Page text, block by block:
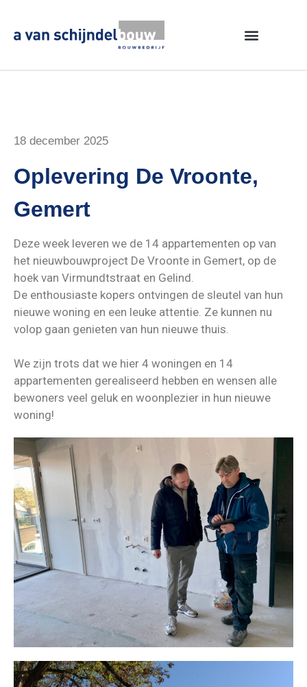
18 december 2025
Oplevering De Vroonte,
Gemert
Deze week leveren we de 14 appartementen op van
het nieuwbouwproject De Vroonte in Gemert, op de
hoek van Virmundtstraat en Gelind.
De enthousiaste kopers ontvingen de sleutel van hun
nieuwe woning en een leuke attentie. Ze kunnen nu
volop gaan genieten van hun nieuwe thuis.
We zijn trots dat we hier 4 woningen en 14
appartementen gerealiseerd hebben en wensen alle
bewoners veel geluk en woonplezier in hun nieuwe
woning!